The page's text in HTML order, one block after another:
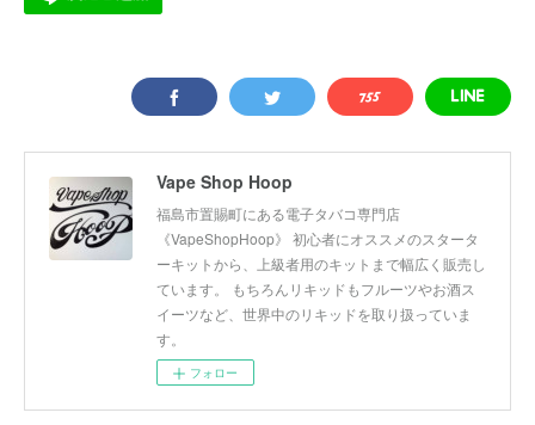
Vape Shop Hoop
福島市置賜町にある電子タバコ専門店
《VapeShopHoop》 初心者にオススメのスタータ
ーキットから、上級者用のキットまで幅広く販売し
ています。 もちろんリキッドもフルーツやお酒ス
イーツなど、世界中のリキッドを取り扱っていま
す。
フォロー